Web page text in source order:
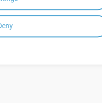
document/]2__BAR
(httttps excogs.